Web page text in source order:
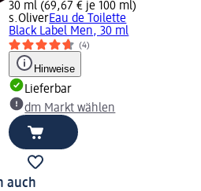
30 ml (69,67 € je 100 ml)
s.OliverEau de Toilette
Black Label Men, 30 ml
(4)
Hinweise
Lieferbar
dm Markt wählen
auch